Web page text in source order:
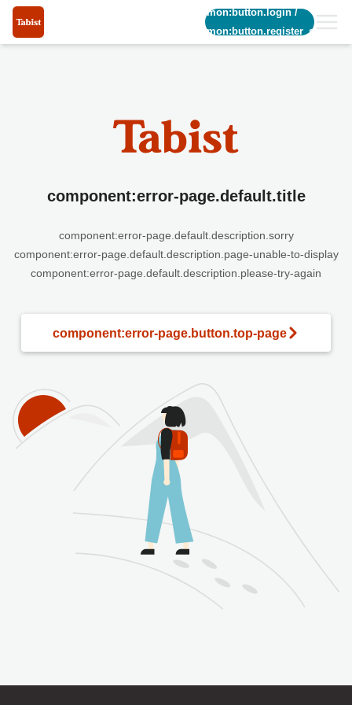
common:button.login/
common:button.register_short
component:error-page.default.title
component:error-page.default.description.sorry
component:error-page.default.description.page-unable-to-display
component:error-page.default.description.please-try-again
component:error-page.button.top-page